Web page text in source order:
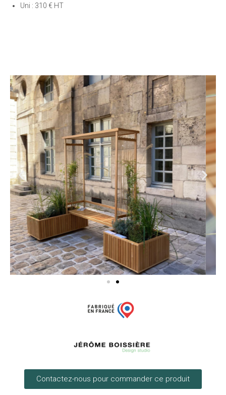
Uni : 310 € HT
Contactez-nous pour commander ce produit